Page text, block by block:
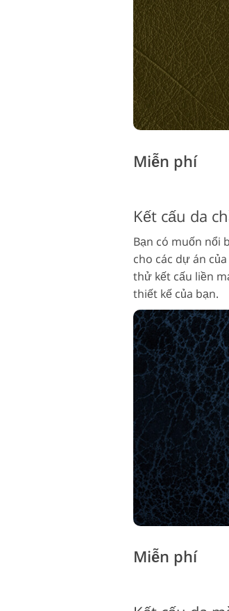
Miễn phí
Kết cấu da
Bạn có muốn nổi
cho các dự án
thử kết cấu liền
thiết kế của bạn.
Miễn phí